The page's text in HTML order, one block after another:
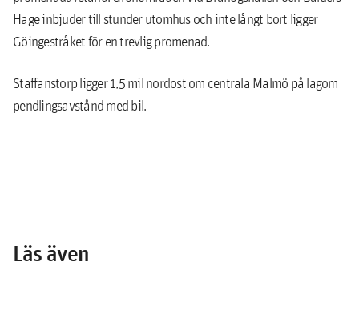
Hage inbjuder till stunder utomhus och inte långt bort ligger
Göingestråket för en trevlig promenad.
Staffanstorp ligger 1,5 mil nordost om centrala Malmö på lagom
pendlingsavstånd med bil.
Läs även